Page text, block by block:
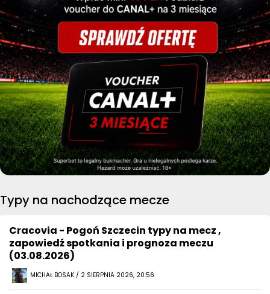
Typy na nachodzące mecze
Cracovia - Pogoń Szczecin typy na mecz ,
zapowiedź spotkania i prognoza meczu
(03.08.2026)
MICHAŁ BOSAK / 2 SIERPNIA 2026, 20:56